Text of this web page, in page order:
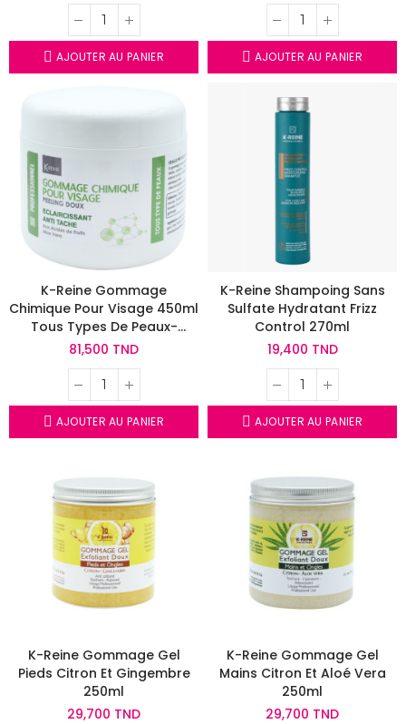
AJOUTER AU PANIER AJOUTER AU PANIER
K-Reine Gommage
Chimique Pour Visage 450ml
Tous Types De Peaux-
Peeling Doux Eclaircissant
81,500 TND
AJOUTER AU PANIER
K-Reine Shampoing Sans
Sulfate Hydratant Frizz
Control 270ml
19,400 TND
AJOUTER AU PANIER
K-Reine Gommage Gel
Pieds Citron Et Gingembre
250ml
29,700 TND
K-Reine Gommage Gel
Mains Citron Et Aloé Vera
250ml
29,700 TND